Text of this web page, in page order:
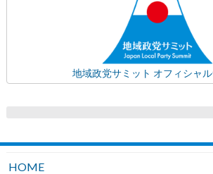
地域政党サミット オフィシャ
HOME